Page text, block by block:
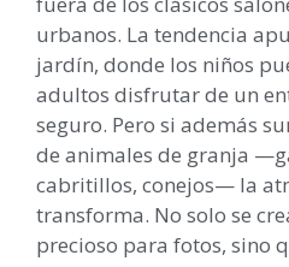
urbanos. La tendencia
jardín, donde los niños
adultos disfrutar de un
seguro. Pero si además
de animales de granja
cabritillos, conejos— la
transforma. No solo se
precioso para fotos, sino